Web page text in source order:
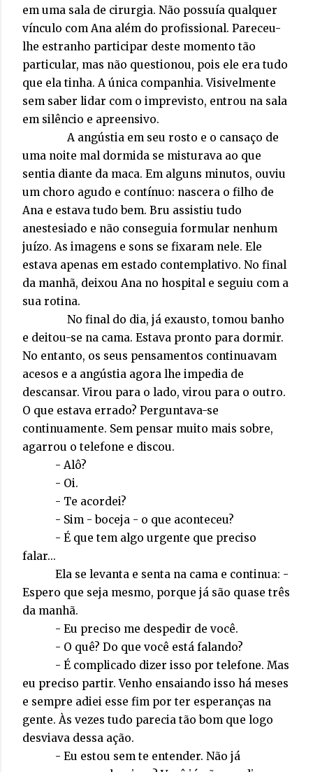
em uma sala de cirurgia. Não possuía qualquer
vínculo com Ana além do profissional. Pareceu-
lhe estranho participar deste momento tão
particular, mas não questionou, pois ele era tudo
que ela tinha. A única companhia. Visivelmente
sem saber lidar com o imprevisto, entrou na sala
em silêncio e apreensivo.
A angústia em seu rosto e o cansaço de
uma noite mal dormida se misturava ao que
sentia diante da maca. Em alguns minutos, ouviu
um choro agudo e contínuo: nascera o filho de
Ana e estava tudo bem. Bru assistiu tudo
anestesiado e não conseguia formular nenhum
juízo. As imagens e sons se fixaram nele. Ele
estava apenas em estado contemplativo. No final
da manhã, deixou Ana no hospital e seguiu com a
sua rotina.
No final do dia, já exausto, tomou banho
e deitou-se na cama. Estava pronto para dormir.
No entanto, os seus pensamentos continuavam
acesos e a angústia agora lhe impedia de
descansar. Virou para o lado, virou para o outro.
O que estava errado? Perguntava-se
continuamente. Sem pensar muito mais sobre,
agarrou o telefone e discou.
- Alô?
- Oi.
- Te acordei?
- Sim - boceja - o que aconteceu?
- É que tem algo urgente que preciso
falar...
Ela se levanta e senta na cama e continua: -
Espero que seja mesmo, porque já são quase três
da manhã.
- Eu preciso me despedir de você.
- O quê? Do que você está falando?
- É complicado dizer isso por telefone. Mas
eu preciso partir. Venho ensaiando isso há meses
e sempre adiei esse fim por ter esperanças na
gente. Às vezes tudo parecia tão bom que logo
desviava dessa ação.
- Eu estou sem te entender. Não já